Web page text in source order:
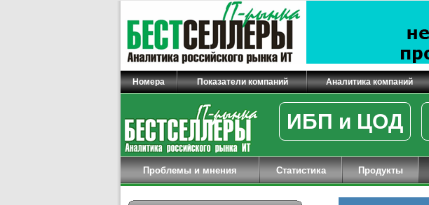
Номера Показатели компаний Аналитика компаний
ИБП и ЦОД
Проблемы и мнения Статистика Продукты